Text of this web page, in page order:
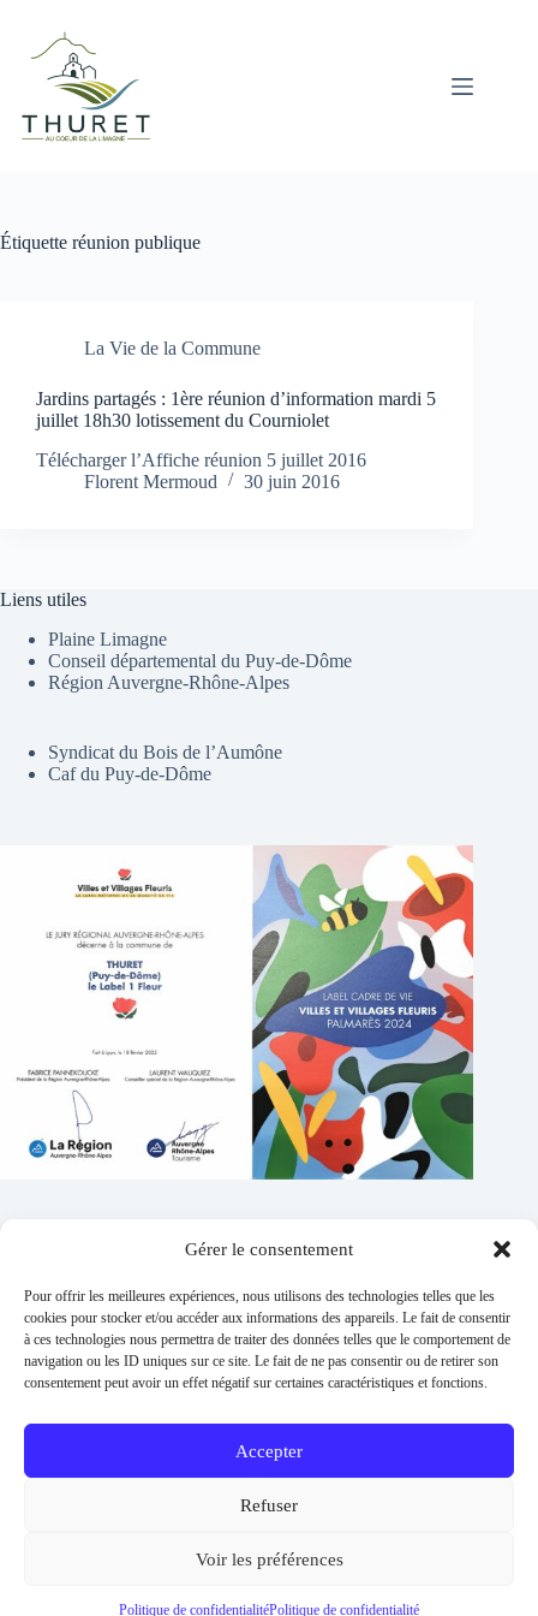
Gérer le consentement
Pour offrir les meilleures expériences, nous utilisons des technologies telles que les
cookies pour stocker et/ou accéder aux informations des appareils. Le fait de consentir
à ces technologies nous permettra de traiter des données telles que le comportement de
navigation ou les ID uniques sur ce site. Le fait de ne pas consentir ou de retirer son
consentement peut avoir un effet négatif sur certaines caractéristiques et fonctions.
Accepter
Refuser
Voir les préférences
Politique de confidentialitéPolitique de confidentialité
contenu
Étiquette réunion publique
La Vie de la Commune
Jardins partagés : 1ère réunion d’information mardi 5
juillet 18h30 lotissement du Courniolet
Télécharger l’Affiche réunion 5 juillet 2016
Florent Mermoud
30 juin 2016
Liens utiles
Plaine Limagne
Conseil départemental du Puy-de-Dôme
Région Auvergne-Rhône-Alpes
Syndicat du Bois de l’Aumône
Caf du Puy-de-Dôme
Addresse :
1 place de l'église 63260 Thuret
Phone:
04 73 97 91 58
E-mail :
Permanences :
Lundi et jeudi 13h30 - 17h30 / Mardi et
Copyright © 2026 -
Mentions légales-Politique de